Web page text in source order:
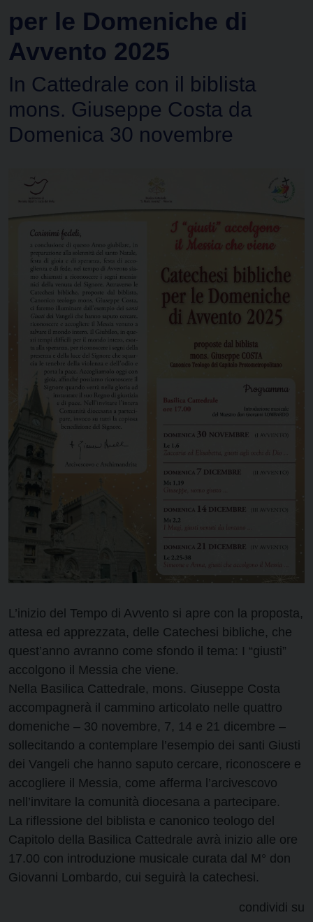
per le Domeniche di
Avvento 2025
In Cattedrale con il biblista
mons. Giuseppe Costa da
Domenica 30 novembre
L’inizio del Tempo di Avvento si apre con la proposta,
attesa ed apprezzata, delle Catechesi bibliche, che
quest’anno avranno come sfondo il tema: I “giusti”
accolgono il Messia che viene.
Nella Basilica Cattedrale, mons. Giuseppe Costa
accompagnerà il cammino articolato nelle quattro
domeniche – 30 novembre, 7, 14 e 21 dicembre –
sollecitando a contemplare l’esempio dei santi Giusti
dei Vangeli che hanno saputo cercare, riconoscere e
accogliere il Messia, come afferma l’arcivescovo
nell’invitare la comunità diocesana a partecipare.
La riflessione del biblista e canonico teologo del
Capitolo della Basilica Cattedrale avrà inizio alle ore
17.00 con introduzione musicale curata dal M° don
Giovanni Lombardo, cui seguirà la catechesi.
condividi su